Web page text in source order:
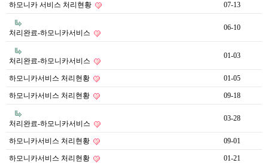
하모니카 서비스 처리현황 07-13
처리완료-하모니카서비스
06-10
처리완료-하모니카서비스
01-03
하모니카서비스 처리현황 01-05
하모니카서비스 처리현황 09-18
처리완료-하모니카서비스
03-28
하모니카서비스 처리현황 09-01
하모니카서비스 처리현황 01-21